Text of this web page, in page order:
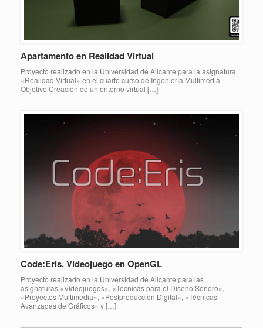
Apartamento en Realidad Virtual
Proyecto realizado en la Universidad de Alicante para la asignatura
«Realidad Virtual» en el cuarto curso de Ingeniería Multimedia.
Objetivo Creación de un entorno virtual […]
Code:Eris. Videojuego en OpenGL
Proyecto realizado en la Universidad de Alicante para las
asignaturas «Videojuegos», «Técnicas para el Diseño Sonoro»,
«Proyectos Multimedia», «Postproducción Digital», «Técnicas
Avanzadas de Gráficos» y […]